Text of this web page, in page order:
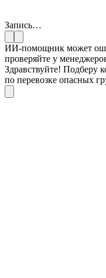
Запись…
ИИ-помощник может
проверяйте у
Здравствуйте! Подберу
по перевозке опасных